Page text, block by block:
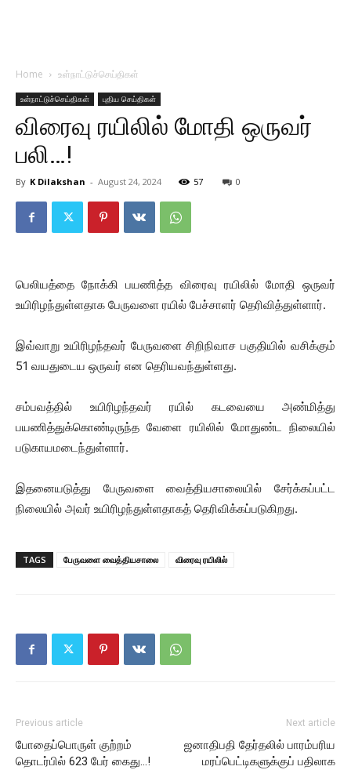
Home உள்நாட்டுச்செய்திகள்
உள்நாட்டுச்செய்திகள் புதிய செய்திகள்
விரைவு ரயிலில் மோதி ஒருவர்
பலி…!
By K Dilakshan - August 24, 2024 57 0
பெலியத்தை நோக்கி பயணித்த விரைவு ரயிலில் மோதி ஒருவர்
உயிரிழந்துள்ளதாக பேருவளை ரயில் பேச்சாளர் தெரிவித்துள்ளார்.
இவ்வாறு உயிரிழந்தவர் பேருவளை சிறிநிவாச பகுதியில் வசிக்கும்
51 வயதுடைய ஒருவர் என தெரியவந்துள்ளது.
சம்பவத்தில் உயிரிழந்தவர் ரயில் கடவையை அண்மித்து
பயணித்துக்கொண்டிருந்த வேளை ரயிலில் மோதுண்ட நிலையில்
படுகாயமடைந்துள்ளார்.
இதனையடுத்து பேருவளை வைத்தியசாலையில் சேர்க்கப்பட்ட
நிலையில் அவர் உயிரிழந்துள்ளதாகத் தெரிவிக்கப்படுகிறது.
TAGS பேருவளை வைத்தியசாலை விரைவு ரயிலில்
Previous article
போதைப்பொருள் குற்றம்
தொடர்பில் 623 பேர் கைது…!
Next article
ஜனாதிபதி தேர்தலில் பாரம்பரிய
மரப்பெட்டிகளுக்குப் பதிலாக